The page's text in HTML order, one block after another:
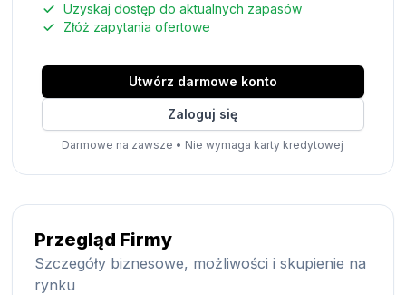
Uzyskaj dostęp do aktualnych zapasów
Złóż zapytania ofertowe
Utwórz darmowe konto
Zaloguj się
Darmowe na zawsze • Nie wymaga karty kredytowej
Przegląd Firmy
Szczegóły biznesowe, możliwości i skupienie na
rynku